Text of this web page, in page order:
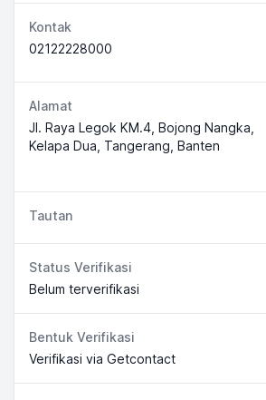
Kontak
02122228000
Alamat
Jl. Raya Legok KM.4, Bojong Nangka,
Kelapa Dua, Tangerang, Banten
Tautan
Status Verifikasi
Belum terverifikasi
Bentuk Verifikasi
Verifikasi via Getcontact